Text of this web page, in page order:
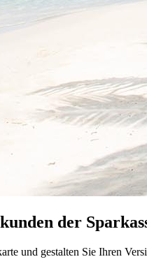
der
und gestalten Sie Ihren